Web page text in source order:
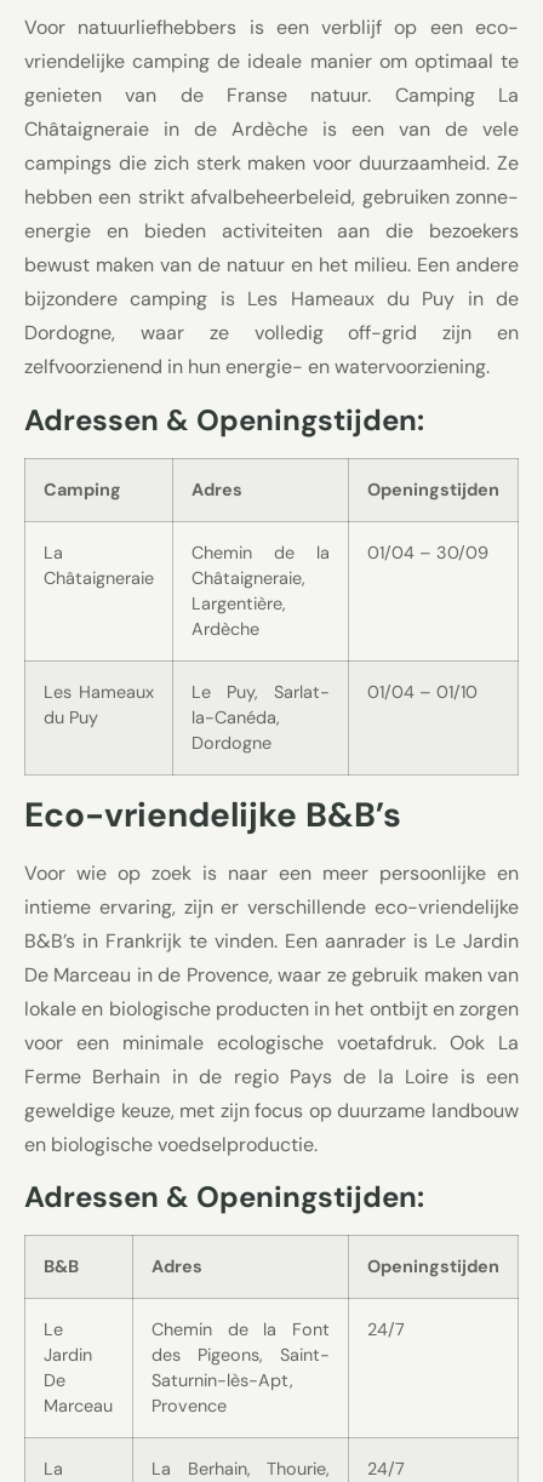
Voor natuurliefhebbers is een verblijf op een eco-
vriendelijke camping de ideale manier om optimaal te
genieten van de Franse natuur. Camping La
Châtaigneraie in de Ardèche is een van de vele
campings die zich sterk maken voor duurzaamheid. Ze
hebben een strikt afvalbeheerbeleid, gebruiken zonne-
energie en bieden activiteiten aan die bezoekers
bewust maken van de natuur en het milieu. Een andere
bijzondere camping is Les Hameaux du Puy in de
Dordogne, waar ze volledig off-grid zijn en
zelfvoorzienend in hun energie- en watervoorziening.
Adressen & Openingstijden:
Camping Adres Openingstijden
La
Châtaigneraie
Chemin de la
Châtaigneraie,
Largentière,
Ardèche
01/04 – 30/09
Les Hameaux
du Puy
Le Puy, Sarlat-
la-Canéda,
Dordogne
01/04 – 01/10
Eco-vriendelijke B&B’s
Voor wie op zoek is naar een meer persoonlijke en
intieme ervaring, zijn er verschillende eco-vriendelijke
B&B’s in Frankrijk te vinden. Een aanrader is Le Jardin
De Marceau in de Provence, waar ze gebruik maken van
lokale en biologische producten in het ontbijt en zorgen
voor een minimale ecologische voetafdruk. Ook La
Ferme Berhain in de regio Pays de la Loire is een
geweldige keuze, met zijn focus op duurzame landbouw
en biologische voedselproductie.
Adressen & Openingstijden:
B&B Adres Openingstijden
Le
Jardin
De
Marceau
Chemin de la Font
des Pigeons, Saint-
Saturnin-lès-Apt,
Provence
24/7
La
La Berhain, Thourie,
24/7